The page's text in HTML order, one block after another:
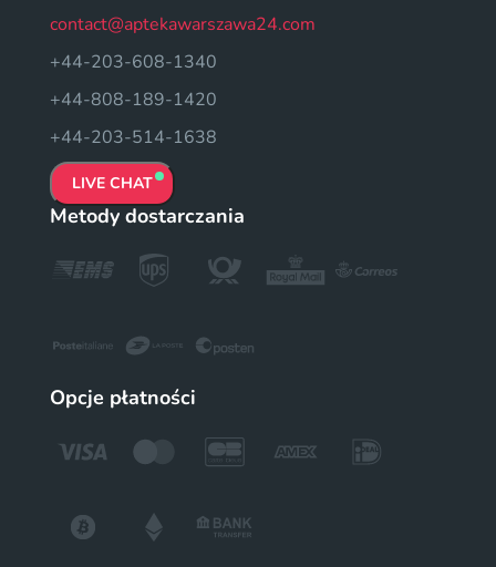
contact@aptekawarszawa24.com
+44-203-608-1340
+44-808-189-1420
+44-203-514-1638
LIVE CHAT
Metody dostarczania
Opcje płatności